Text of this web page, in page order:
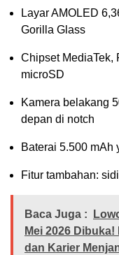
Layar AMOLED
Gorilla Glass
Chipset MediaTek,
microSD
Kamera belakang
depan di notch
Baterai 5.500 mAh
Fitur tambahan:
Baca Juga :
Mei 2026
dan Karier